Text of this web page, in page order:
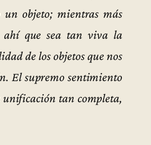
objeto; mientras más
ahí que sea tan viva la
de los objetos que nos
El supremo sentimiento
unificación tan completa,